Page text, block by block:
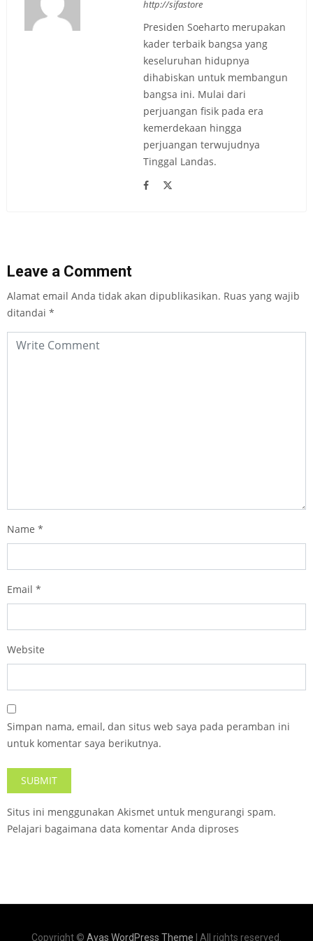
http://sifastore
Presiden Soeharto merupakan
kader terbaik bangsa yang
keseluruhan hidupnya
dihabiskan untuk membangun
bangsa ini. Mulai dari
perjuangan fisik pada era
kemerdekaan hingga
perjuangan terwujudnya
Tinggal Landas.
Leave a Comment
Alamat email Anda tidak akan dipublikasikan. Ruas yang wajib
ditandai *
Name *
Email *
Website
Simpan nama, email, dan situs web saya pada peramban ini
untuk komentar saya berikutnya.
Situs ini menggunakan Akismet untuk mengurangi spam.
Pelajari bagaimana data komentar Anda diproses
Copyright © Avas WordPress Theme | All rights reserved.